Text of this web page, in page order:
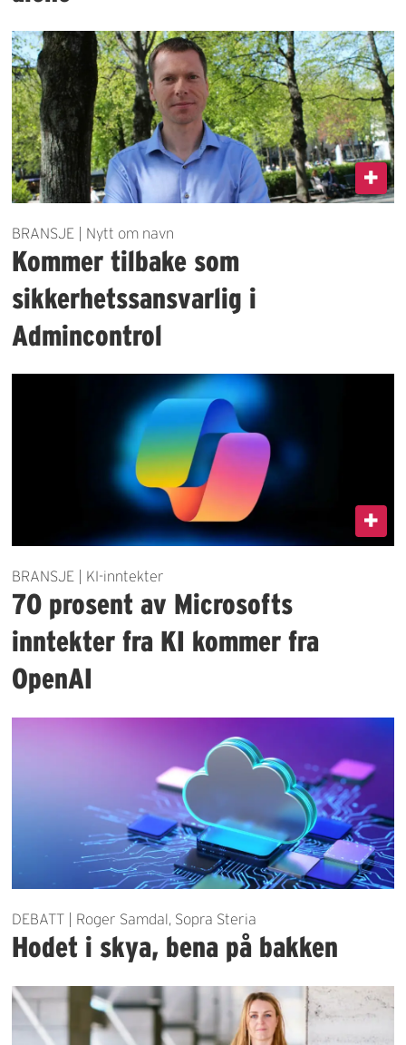
BRANSJE | Nytt om navn
Kommer tilbake som
sikkerhetssansvarlig i
Admincontrol
BRANSJE | KI-inntekter
70 prosent av Microsofts
inntekter fra KI kommer fra
OpenAI
DEBATT | Roger Samdal, Sopra Steria
Hodet i skya, bena på bakken